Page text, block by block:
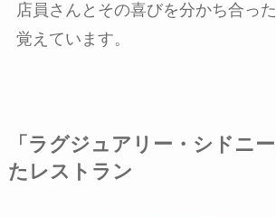
店員さんとその喜びを分かち合っ
覚えています。
「ラグジュアリー・シドニ
たレストラン